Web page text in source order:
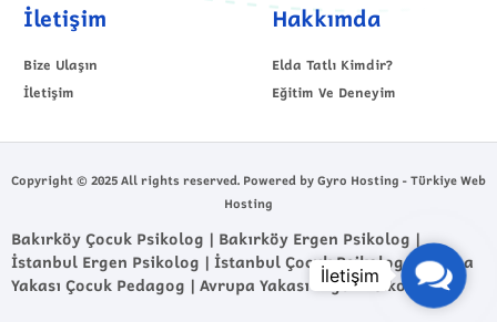
İletişim
Bize Ulaşın
İletişim
Hakkımda
Elda Tatlı Kimdir?
Eğitim Ve Deneyim
Copyright © 2025 All rights reserved. Powered by Gyro Hosting - Türkiye Web
Hosting
Bakırköy Çocuk Psikolog | Bakırköy Ergen Psikolog |
İstanbul Ergen Psikolog | İstanbul Çocuk Psikolog | Avrupa
Yakası Çocuk Pedagog | Avrupa Yakası Ergen Psikolog
Contact
Us